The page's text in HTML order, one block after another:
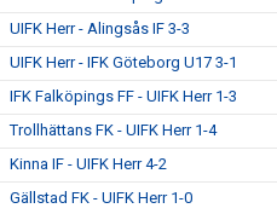
UIFK Herr - Alingsås IF 3-3
UIFK Herr - IFK Göteborg U17 3-1
IFK Falköpings FF - UIFK Herr 1-3
Trollhättans FK - UIFK Herr 1-4
Kinna IF - UIFK Herr 4-2
Gällstad FK - UIFK Herr 1-0